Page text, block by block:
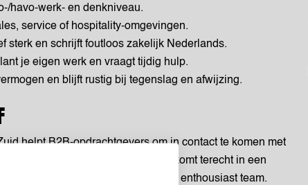
havo-werk- en denkniveau.
service of hospitality-omgevingen.
sterk en schrijft foutloos zakelijk Nederlands.
je eigen werk en vraagt tijdig hulp.
en blijft rustig bij tegenslag en afwijzing.
helpt B2B-opdrachtgevers om in contact te komen met
uit hun saleskansen te halen. Je komt terecht in een
met een informeel, divers en enthousiast team.